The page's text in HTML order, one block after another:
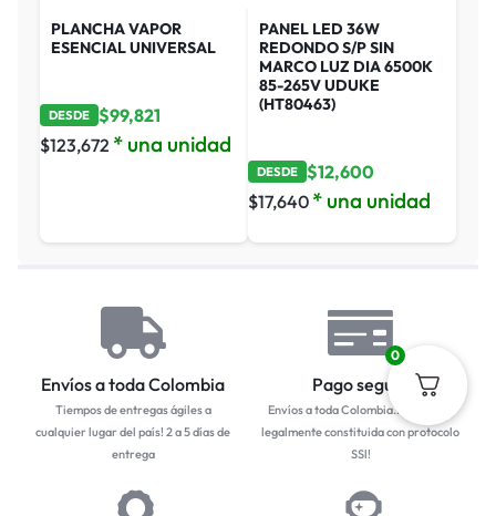
PLANCHA VAPOR
ESENCIAL UNIVERSAL
DESDE $99,821
$123,672 * una unidad
PANEL LED 36W
REDONDO S/P SIN
MARCO LUZ DIA 6500K
85-265V UDUKE
(HT80463)
DESDE $12,600
$17,640 * una unidad
Envíos a toda Colombia
Tiempos de entregas ágiles a
cualquier lugar del país! 2 a 5 días de
entrega
Pago seguro
Envíos a toda Colombia... Empresa
legalmente constituida con protocolo
SSl!
0